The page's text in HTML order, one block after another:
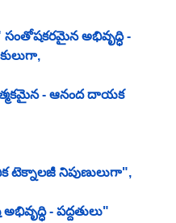
అభివృద్ధి -
- ఆనంద దాయక
టెక్నాలజీ నిపుణులుగా",
- పద్దతులు"